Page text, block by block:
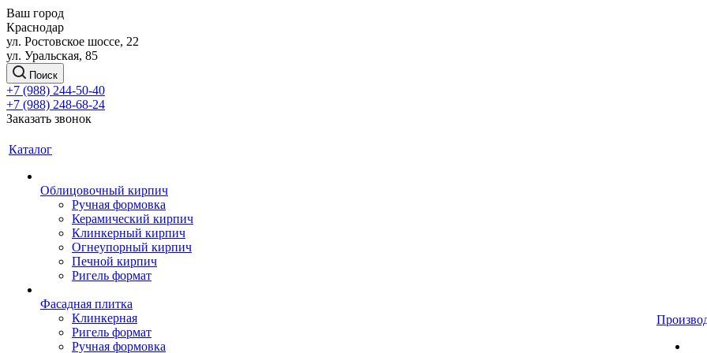
Ваш город
Краснодар
ул. Ростовское шоссе, 22
ул. Уральская, 85
Поиск
+7 (988) 244-50-40
+7 (988) 248-68-24
Заказать звонок
Каталог
Облицовочный кирпич
Ручная формовка
Керамический кирпич
Клинкерный кирпич
Огнеупорный кирпич
Печной кирпич
Ригель формат
Фасадная плитка
Клинкерная
Ригель формат
Ручная формовка